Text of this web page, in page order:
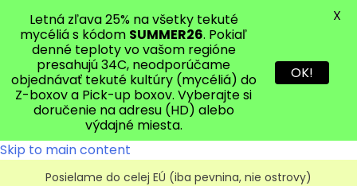
Skip to main content
Posielame do celej EÚ (iba pevnina, nie ostrovy)
Letná zľava 25% na všetky tekuté
mycéliá s kódom SUMMER26. Pokiaľ
denné teploty vo vašom regióne
presahujú 34C, neodporúčame
objednávať tekuté kultúry (mycéliá) do
Z-boxov a Pick-up boxov. Vyberajte si
doručenie na adresu (HD) alebo
výdajné miesta.
OK!
X